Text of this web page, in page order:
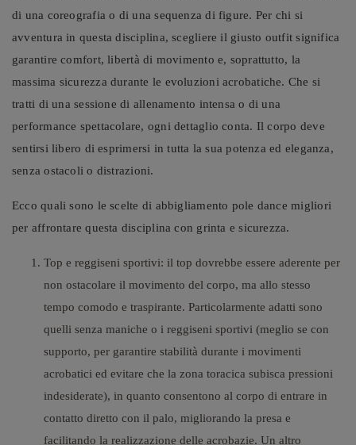
di una coreografia o di una sequenza di figure. Per chi si
avventura in questa disciplina, scegliere il giusto outfit significa
garantire comfort, libertà di movimento e, soprattutto, la
massima sicurezza durante le evoluzioni acrobatiche. Che si
tratti di una sessione di allenamento intensa o di una
performance spettacolare, ogni dettaglio conta. Il corpo deve
sentirsi libero di esprimersi in tutta la sua potenza ed eleganza,
senza ostacoli o distrazioni.
Ecco quali sono le scelte di abbigliamento pole dance migliori
per affrontare questa disciplina con grinta e sicurezza.
Top e reggiseni sportivi: il top dovrebbe essere aderente per
non ostacolare il movimento del corpo, ma allo stesso
tempo comodo e traspirante. Particolarmente adatti sono
quelli senza maniche o i reggiseni sportivi (meglio se con
supporto, per garantire stabilità durante i movimenti
acrobatici ed evitare che la zona toracica subisca pressioni
indesiderate), in quanto consentono al corpo di entrare in
contatto diretto con il palo, migliorando la presa e
facilitando la realizzazione delle acrobazie. Un altro